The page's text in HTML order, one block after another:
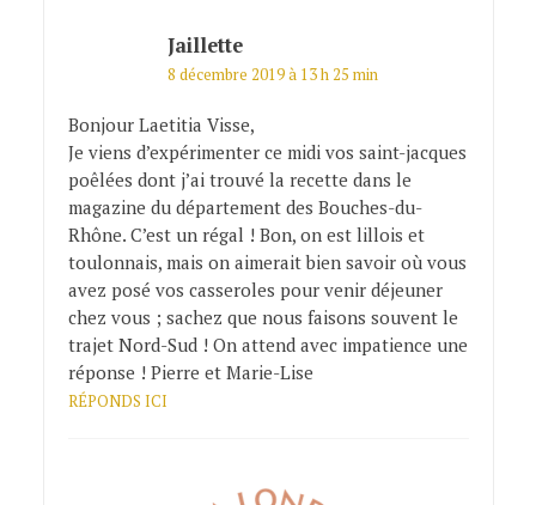
Jaillette
8 décembre 2019 à 13 h 25 min
Bonjour Laetitia Visse,
Je viens d’expérimenter ce midi vos saint-jacques
poêlées dont j’ai trouvé la recette dans le
magazine du département des Bouches-du-
Rhône. C’est un régal ! Bon, on est lillois et
toulonnais, mais on aimerait bien savoir où vous
avez posé vos casseroles pour venir déjeuner
chez vous ; sachez que nous faisons souvent le
trajet Nord-Sud ! On attend avec impatience une
réponse ! Pierre et Marie-Lise
RÉPONDS ICI